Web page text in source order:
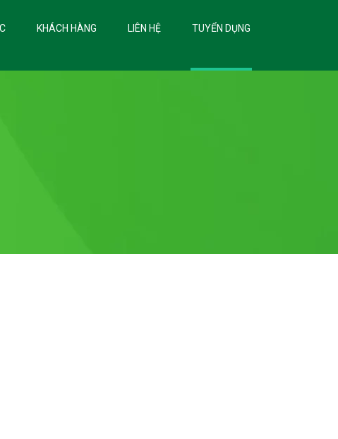
KHÁCH HÀNG LIÊN HỆ TUYỂN DỤNG